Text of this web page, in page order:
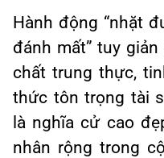
Hành động “nhặt
đánh mất” tuy
chất trung thực,
thức tôn trọng tài
là nghĩa cử cao
nhân rộng trong